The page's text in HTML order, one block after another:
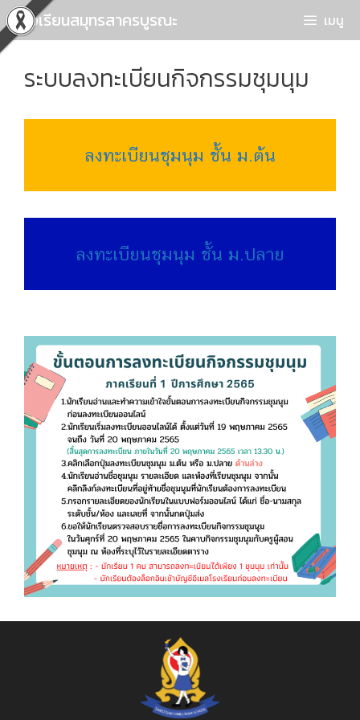
Skip
to
content
โรงเรียนสมุทรสาครบูรณะ เมนู
ระบบลงทะเบียนกิจกรรมชุมนุม
ลงทะเบียนชุมนุม ชั้น ม.ต้น
ลงทะเบียนชุมนุม ชั้น ม.ปลาย